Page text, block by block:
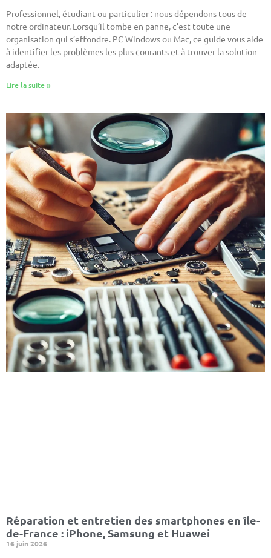
Professionnel, étudiant ou particulier : nous dépendons tous de
notre ordinateur. Lorsqu’il tombe en panne, c’est toute une
organisation qui s’effondre. PC Windows ou Mac, ce guide vous aide
à identifier les problèmes les plus courants et à trouver la solution
adaptée.
Lire la suite »
Réparation et entretien des smartphones en île-
de-France : iPhone, Samsung et Huawei
16 juin 2026